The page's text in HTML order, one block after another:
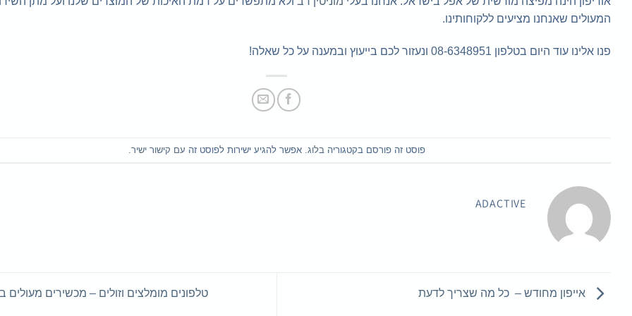
המעולים שאנחנו מציעים ללקוחותינו.
פנו אלינו עוד היום בטלפון 08-6348951 ונעזור לכם בייעוץ ובמענה על כל שאלה!
פוסט זה פורסם בקטגוריה בלוג . אפשר להגיע ישירות לפוסט זה עם קישור ישיר
ADACTIVE
אייפון מחודש – כל מה שצריך לדעת טלפונים מומלצים וזולים – מכשירים מעולים